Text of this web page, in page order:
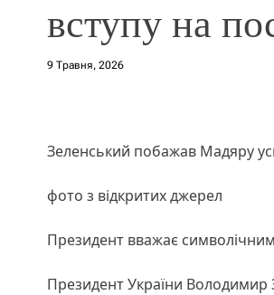
вступу на
9 Травня, 2026
Зеленський побажав Мадяру
фото з відкритих джерел
Президент вважає
Президент України Володимир